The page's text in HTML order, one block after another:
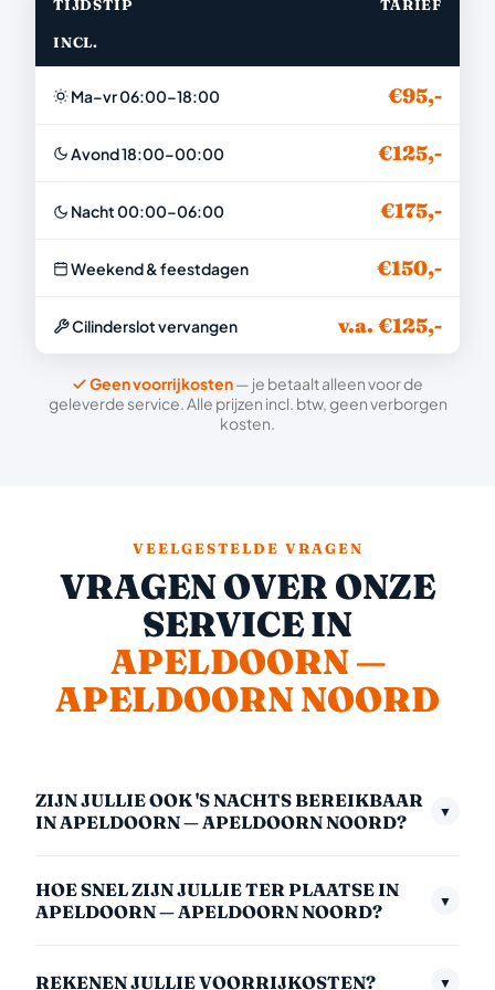
TIJDSTIP TARIEF
INCL.
Ma–vr 06:00–18:00 €95,-
Avond 18:00–00:00 €125,-
Nacht 00:00–06:00 €175,-
Weekend & feestdagen €150,-
Cilinderslot vervangen v.a. €125,-
Geen voorrijkosten— je betaalt alleen voor de
geleverde service. Alle prijzen incl. btw, geen verborgen
kosten.
VEELGESTELDE VRAGEN
VRAGEN OVER ONZE
SERVICE IN
APELDOORN —
APELDOORN NOORD
ZIJN JULLIE OOK 'S NACHTS BEREIKBAAR
IN APELDOORN — APELDOORN NOORD?
▼
in het weekend en op feestdagen. Het nachttarief
HOE SNEL ZIJN JULLIE TER PLAATSE IN
APELDOORN — APELDOORN NOORD?
▼
REKENEN JULLIE VOORRIJKOSTEN? ▼